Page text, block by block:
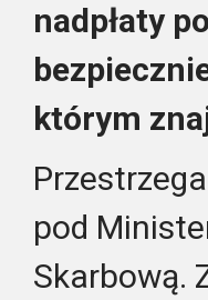
nadpłaty
którym
pod
Skarbową.